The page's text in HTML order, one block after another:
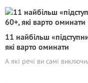
11 найбільш
які варто оминати
А які речі ви самі